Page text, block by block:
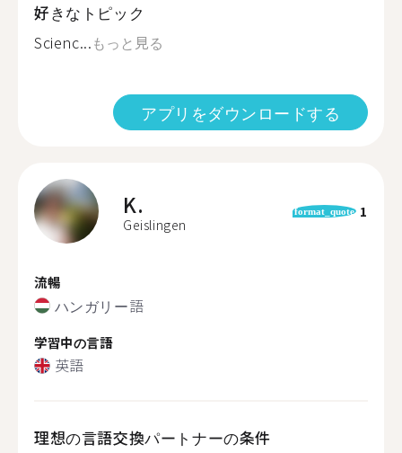
好きなトピック
Scienc...もっと見る
アプリをダウンロードする
K.
Geislingen
format_quote 1
流暢
ハンガリー語
学習中の言語
英語
理想の言語交換パートナーの条件